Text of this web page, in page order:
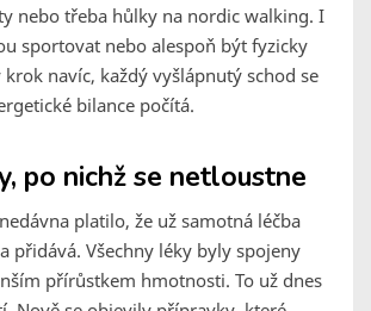
nebo třeba hůlky na nordic walking. I
sportovat nebo alespoň být fyzicky
navíc, každý vyšlápnutý schod se
bilance počítá.
po nichž se netloustne
platilo, že už samotná léčba
přidává. Všechny léky byly spojeny
přírůstkem hmotnosti. To už dnes